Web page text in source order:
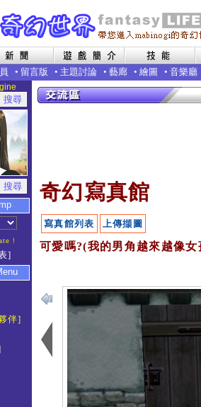
• 留言版 • 主題討論 • 藝廊 • 繪圖 • 音樂廳
!
]
伴]
奇幻寫真館
寫真館列表 上傳擷圖
可愛嗎?(我的男角越來越像